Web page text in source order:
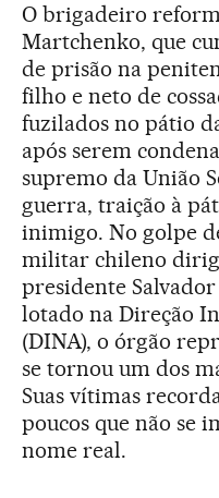
O brigadeiro
Martchenko, que
de prisão na
filho e neto de
fuzilados no pátio
após serem
supremo da União
guerra, traição à
inimigo. No golpe
militar chileno
presidente
lotado na Direção
(DINA), o órgão
se tornou um dos
Suas vítimas
poucos que não se
nome real.